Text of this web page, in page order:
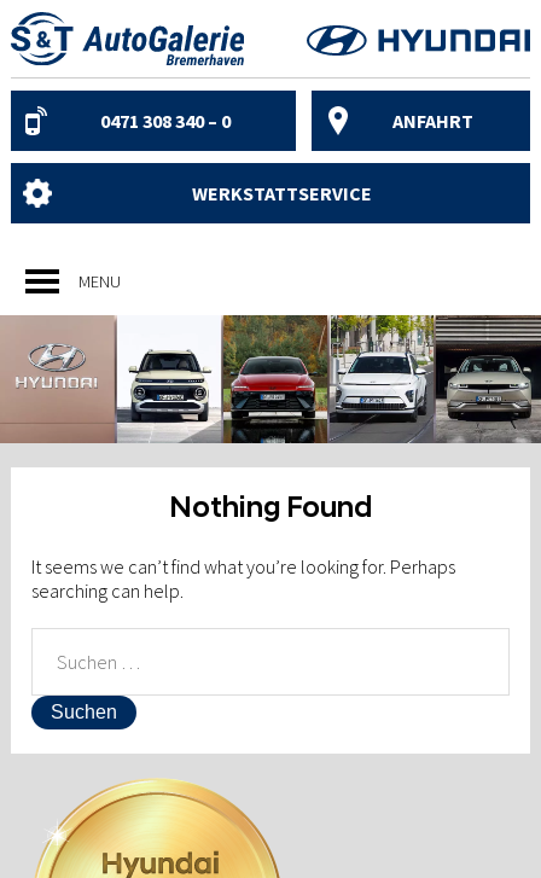
Skip
to
content
0471 308 340 – 0 ANFAHRT
WERKSTATTSERVICE
MENU
Nothing Found
It seems we can’t find what you’re looking for. Perhaps
searching can help.
NACH: